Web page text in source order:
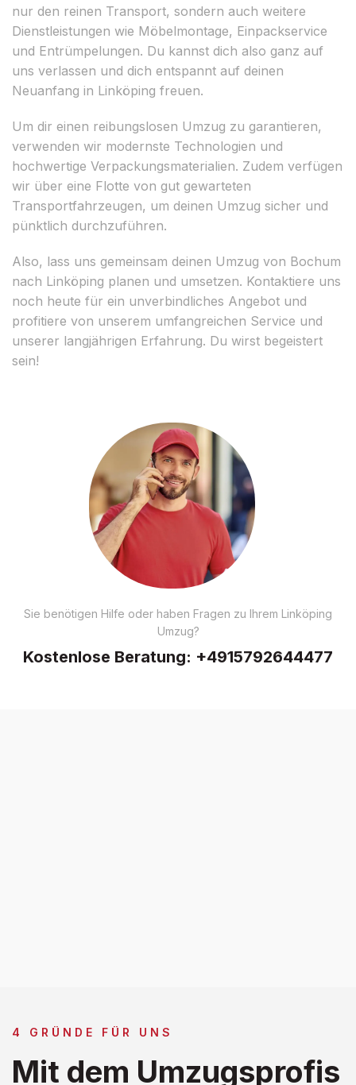
nur den reinen Transport, sondern auch weitere
Dienstleistungen wie Möbelmontage, Einpackservice
und Entrümpelungen. Du kannst dich also ganz auf
uns verlassen und dich entspannt auf deinen
Neuanfang in Linköping freuen.
Um dir einen reibungslosen Umzug zu garantieren,
verwenden wir modernste Technologien und
hochwertige Verpackungsmaterialien. Zudem verfügen
wir über eine Flotte von gut gewarteten
Transportfahrzeugen, um deinen Umzug sicher und
pünktlich durchzuführen.
Also, lass uns gemeinsam deinen Umzug von Bochum
nach Linköping planen und umsetzen. Kontaktiere uns
noch heute für ein unverbindliches Angebot und
profitiere von unserem umfangreichen Service und
unserer langjährigen Erfahrung. Du wirst begeistert
sein!
Sie benötigen Hilfe oder haben Fragen zu Ihrem Linköping
Umzug?
Kostenlose Beratung: +4915792644477
4 GRÜNDE FÜR UNS
Mit dem Umzugsprofis